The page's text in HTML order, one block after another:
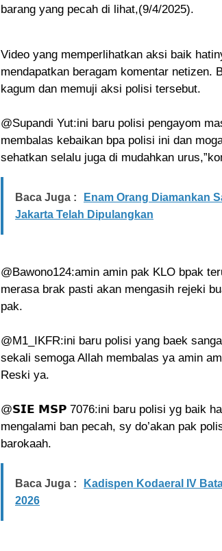
barang yang pecah di lihat,(9/4/2025).
Video yang memperlihatkan aksi baik
mendapatkan beragam komentar netizen.
kagum dan memuji aksi polisi tersebut.
@Supandi Yut:ini baru polisi pengayom
membalas kebaikan bpa polisi ini dan
sehatkan selalu juga di mudahkan
Baca Juga :
Enam Orang Diamankan
Jakarta Telah Dipulangkan
@Bawono124:amin amin pak KLO bpak
merasa brak pasti akan mengasih rejeki
pak.
@M1_IKFR:ini baru polisi yang baek
sekali semoga Allah membalas ya amin
Reski ya.
@𝗦𝗜𝗘 𝗠𝗦𝗣 7076:ini baru polisi yg baik
mengalami ban pecah, sy do’akan pak
barokaah.
Baca Juga :
Kadispen Kodaeral IV
2026